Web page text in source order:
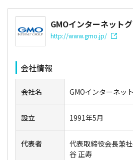
GMOインターネット
http://www.gmo.jp/
会社情報
会社名 GMOインターネッ
設立 1991年5月
代表者
代表取締役会長兼
谷 正寿